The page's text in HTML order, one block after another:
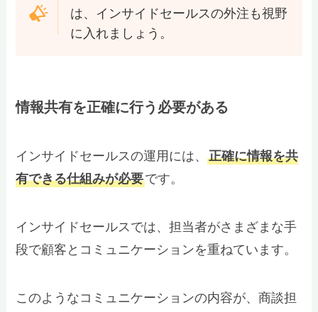
は、インサイドセールスの外注も視野
に入れましょう。
情報共有を正確に行う必要がある
インサイドセールスの運用には、正確に情報を共
有できる仕組みが必要です。
インサイドセールスでは、担当者がさまざまな手
段で顧客とコミュニケーションを重ねています。
このようなコミュニケーションの内容が、商談担